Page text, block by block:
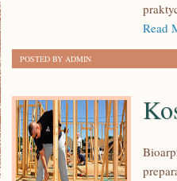
Read
POSTED BY ADMIN